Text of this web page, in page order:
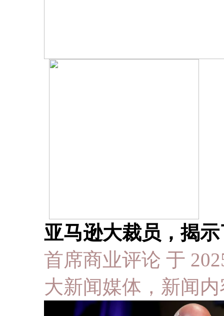
亚马逊大裁员，揭
首席商业评论 于
大新闻媒体，新闻